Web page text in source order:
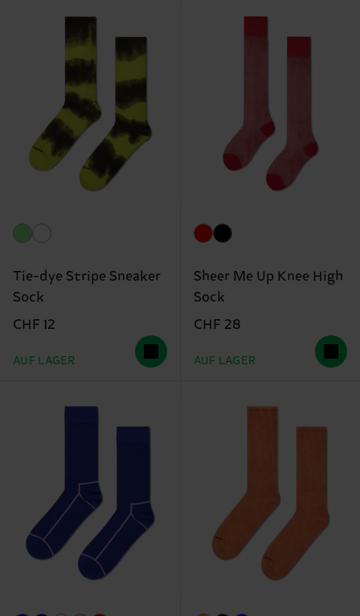
Tie-dye Stripe Sneaker
Sock
CHF 12
AUF LAGER
Sheer Me Up Knee High
Sock
CHF 28
AUF LAGER